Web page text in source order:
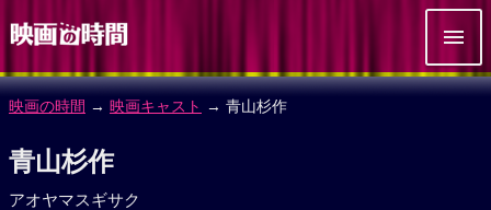
映画の時間 → 映画キャスト → 青山杉作
青山杉作
アオヤマスギサク